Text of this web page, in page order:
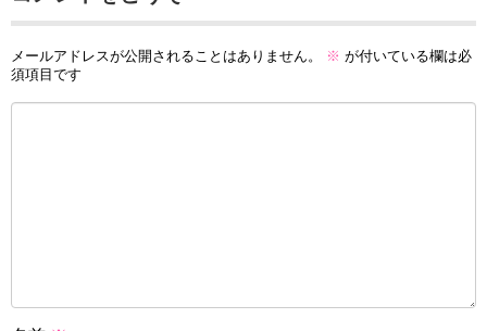
メールアドレスが公開されることはありません。 ※ が付いている欄は必
須項目です